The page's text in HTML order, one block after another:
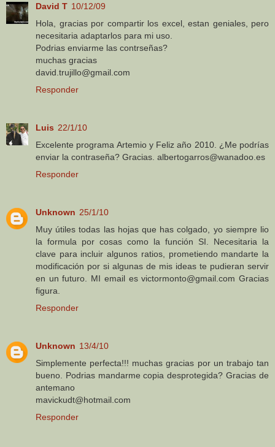
David T 10/12/09
Hola, gracias por compartir los excel, estan geniales, pero
necesitaria adaptarlos para mi uso.
Podrias enviarme las contrseñas?
muchas gracias
david.trujillo@gmail.com
Responder
Luis 22/1/10
Excelente programa Artemio y Feliz año 2010. ¿Me podrías
enviar la contraseña? Gracias. albertogarros@wanadoo.es
Responder
Unknown 25/1/10
Muy útiles todas las hojas que has colgado, yo siempre lio
la formula por cosas como la función SI. Necesitaria la
clave para incluir algunos ratios, prometiendo mandarte la
modificación por si algunas de mis ideas te pudieran servir
en un futuro. MI email es victormonto@gmail.com Gracias
figura.
Responder
Unknown 13/4/10
Simplemente perfecta!!! muchas gracias por un trabajo tan
bueno. Podrias mandarme copia desprotegida? Gracias de
antemano
mavickudt@hotmail.com
Responder